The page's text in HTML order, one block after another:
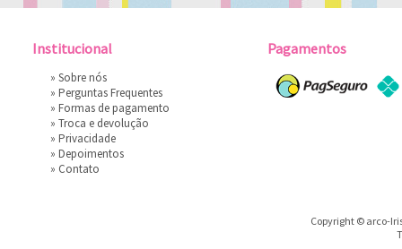
Institucional
» Sobre nós
» Perguntas Frequentes
» Formas de pagamento
» Troca e devolução
» Privacidade
» Depoimentos
» Contato
Pagamentos
Copyright © arco-